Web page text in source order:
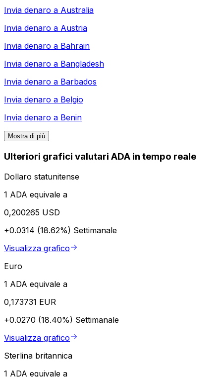
Invia denaro a Australia
Invia denaro a Austria
Invia denaro a Bahrain
Invia denaro a Bangladesh
Invia denaro a Barbados
Invia denaro a Belgio
Invia denaro a Benin
Mostra di più
Ulteriori grafici valutari ADA in tempo reale
Dollaro statunitense
1 ADA equivale a
0,200265 USD
+0.0314 (18.62%) Settimanale
Visualizza grafico
Euro
1 ADA equivale a
0,173731 EUR
+0.0270 (18.40%) Settimanale
Visualizza grafico
Sterlina britannica
1 ADA equivale a